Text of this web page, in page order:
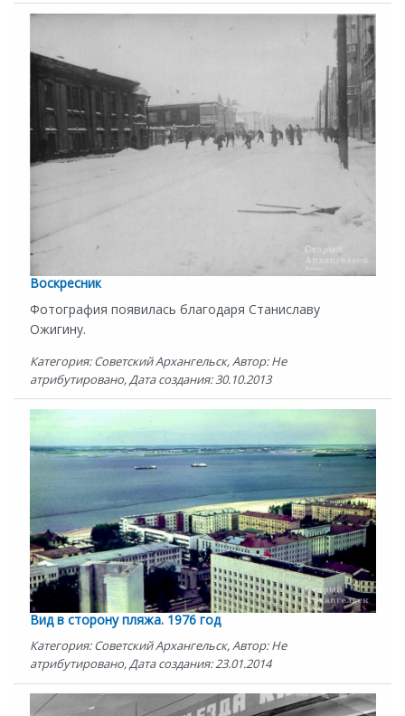
Воскресник
Фотография появилась благодаря Станиславу
Ожигину.
Категория: Советский Архангельск, Автор: Не
атрибутировано, Дата создания: 30.10.2013
Вид в сторону пляжа. 1976 год
Категория: Советский Архангельск, Автор: Не
атрибутировано, Дата создания: 23.01.2014